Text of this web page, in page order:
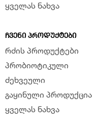
ყველას ნახვა
ᲩᲕᲔᲜᲘ ᲞᲠᲝᲓᲣᲥᲢᲔᲑᲘ
რძის პროდუქტები
პრობიოტიკული
ძეხვეული
გაყინული პროდუქცია
ყველას ნახვა